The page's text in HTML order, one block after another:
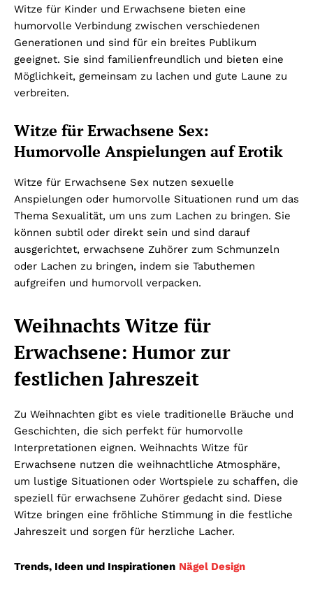
Witze für Kinder und Erwachsene bieten eine
humorvolle Verbindung zwischen verschiedenen
Generationen und sind für ein breites Publikum
geeignet. Sie sind familienfreundlich und bieten eine
Möglichkeit, gemeinsam zu lachen und gute Laune zu
verbreiten.
Witze für Erwachsene Sex:
Humorvolle Anspielungen auf Erotik
Witze für Erwachsene Sex nutzen sexuelle
Anspielungen oder humorvolle Situationen rund um das
Thema Sexualität, um uns zum Lachen zu bringen. Sie
können subtil oder direkt sein und sind darauf
ausgerichtet, erwachsene Zuhörer zum Schmunzeln
oder Lachen zu bringen, indem sie Tabuthemen
aufgreifen und humorvoll verpacken.
Weihnachts Witze für
Erwachsene: Humor zur
festlichen Jahreszeit
Zu Weihnachten gibt es viele traditionelle Bräuche und
Geschichten, die sich perfekt für humorvolle
Interpretationen eignen. Weihnachts Witze für
Erwachsene nutzen die weihnachtliche Atmosphäre,
um lustige Situationen oder Wortspiele zu schaffen, die
speziell für erwachsene Zuhörer gedacht sind. Diese
Witze bringen eine fröhliche Stimmung in die festliche
Jahreszeit und sorgen für herzliche Lacher.
Trends, Ideen und Inspirationen Nägel Design